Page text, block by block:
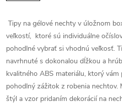
Tipy na gélové nechty v úložnom
veľkostí, ktoré sú individuálne
pohodlné vybrať si vhodnú veľkosť.
navrhnuté s dokonalou dĺžkou a
kvalitného ABS materiálu, ktorý
pohodlný zážitok z robenia nechtov.
štýl a vzor pridaním dekorácií na